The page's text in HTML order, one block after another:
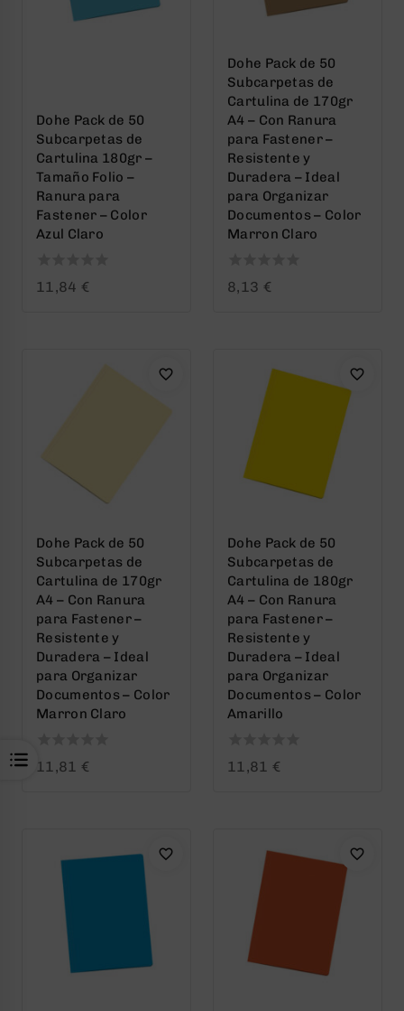
Dohe Pack de 50
Subcarpetas de
Cartulina 180gr –
Tamaño Folio –
Ranura para
Fastener – Color
Azul Claro
011,84 €
Dohe Pack de 50
Subcarpetas de
Cartulina de 170gr
A4 – Con Ranura
para Fastener –
Resistente y
Duradera – Ideal
para Organizar
Documentos – Color
Marron Claro
0
8,13 €
Dohe Pack de 50
Subcarpetas de
Cartulina de 170gr
A4 – Con Ranura
para Fastener –
Resistente y
Duradera – Ideal
para Organizar
Documentos – Color
Marron Claro
011,81 €
Dohe Pack de 50
Subcarpetas de
Cartulina de 180gr
A4 – Con Ranura
para Fastener –
Resistente y
Duradera – Ideal
para Organizar
Documentos – Color
Amarillo
011,81 €